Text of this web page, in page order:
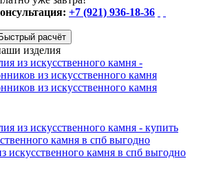
+7 (921) 936-18-36
Быстрый расчёт
изделия
из искусственного камня
искусственного камня в спб выгодно